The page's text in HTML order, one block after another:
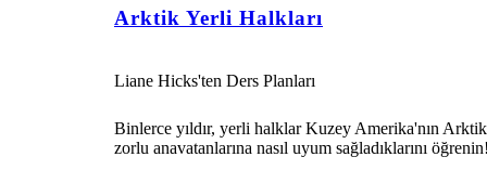
Arktik Yerli Halkları
Liane Hicks'ten Ders Planları
Binlerce yıldır, yerli halklar Kuzey Amerika'nın
zorlu anavatanlarına nasıl uyum sağladıklarını öğrenin!